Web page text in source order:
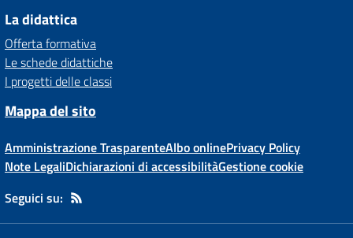
La didattica
Offerta formativa
Le schede didattiche
I progetti delle classi
Mappa del sito
Amministrazione TrasparenteAlbo onlinePrivacy Policy
Note LegaliDichiarazioni di accessibilitàGestione cookie
Seguici su: